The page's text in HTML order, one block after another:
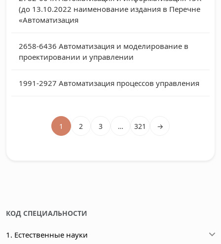
(до 13.10.2022 наименование издания в Перечне
«Автоматизация
2658-6436 Автоматизация и моделирование в
проектировании и управлении
1991-2927 Автоматизация процессов управления
1 2 3 … 321 →
КОД СПЕЦИАЛЬНОСТИ
1. Естественные науки